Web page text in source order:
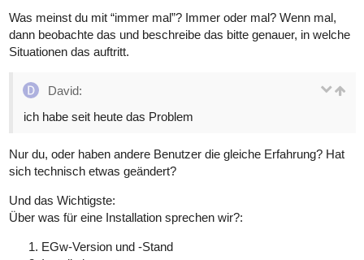
Was meinst du mit “immer mal”? Immer oder mal? Wenn mal,
dann beobachte das und beschreibe das bitte genauer, in welche
Situationen das auftritt.
David:
ich habe seit heute das Problem
Nur du, oder haben andere Benutzer die gleiche Erfahrung? Hat
sich technisch etwas geändert?
Und das Wichtigste:
Über was für eine Installation sprechen wir?:
EGw-Version und -Stand